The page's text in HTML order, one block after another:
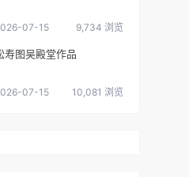
07-15 9,734 浏览
寿图吴殿堂作品
07-15 10,081 浏览